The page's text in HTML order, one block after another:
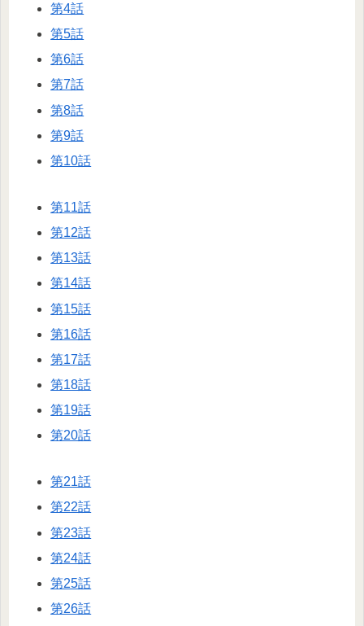
第4話
第5話
第6話
第7話
第8話
第9話
第10話
第11話
第12話
第13話
第14話
第15話
第16話
第17話
第18話
第19話
第20話
第21話
第22話
第23話
第24話
第25話
第26話